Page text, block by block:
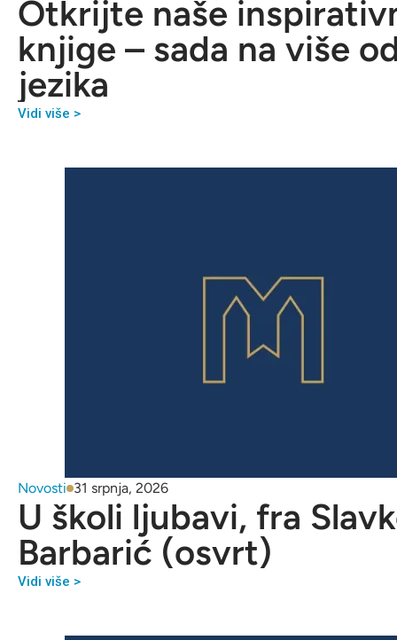
Otkrijte naše
knjige – sada na više
jezika
Vidi više >
Novosti 31 srpnja, 2026
U školi ljubavi, fra
Barbarić (osvrt)
Vidi više >